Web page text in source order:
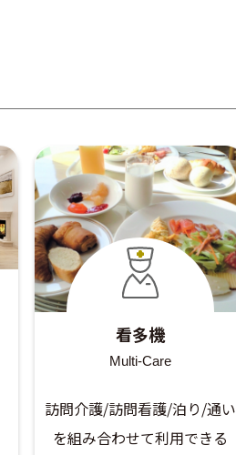
看多機
Multi-Care
訪問介護/訪問看護/泊り/通い
を組み合わせて利用できる